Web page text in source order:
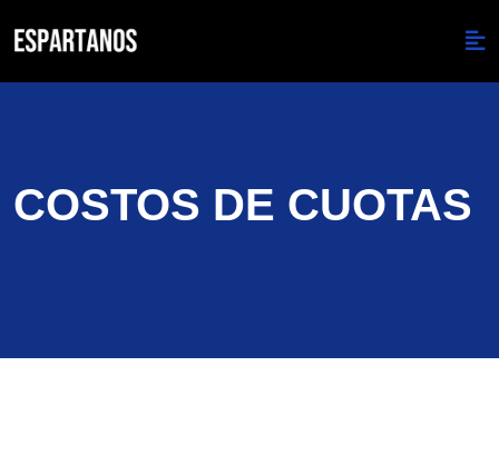
COSTOS DE CUOTAS